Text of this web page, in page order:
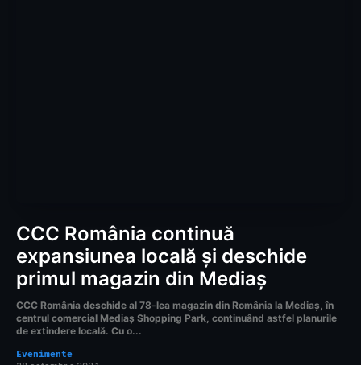
CCC România continuă
expansiunea locală și deschide
primul magazin din Mediaș
CCC România deschide al 78-lea magazin din România la Mediaș, în
centrul comercial Mediaș Shopping Park, continuând astfel planurile
de extindere locală. Cu o...
Evenimente